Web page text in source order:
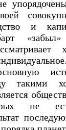
и
такими
не